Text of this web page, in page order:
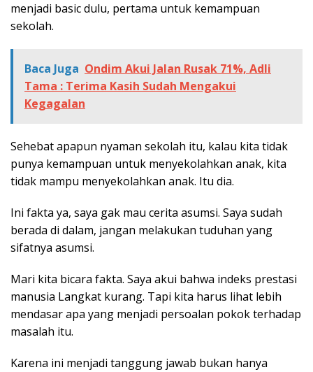
menjadi basic dulu, pertama untuk kemampuan
sekolah.
Baca Juga Ondim Akui Jalan Rusak 71%, Adli
Tama : Terima Kasih Sudah Mengakui
Kegagalan
Sehebat apapun nyaman sekolah itu, kalau kita tidak
punya kemampuan untuk menyekolahkan anak, kita
tidak mampu menyekolahkan anak. Itu dia.
Ini fakta ya, saya gak mau cerita asumsi. Saya sudah
berada di dalam, jangan melakukan tuduhan yang
sifatnya asumsi.
Mari kita bicara fakta. Saya akui bahwa indeks prestasi
manusia Langkat kurang. Tapi kita harus lihat lebih
mendasar apa yang menjadi persoalan pokok terhadap
masalah itu.
Karena ini menjadi tanggung jawab bukan hanya